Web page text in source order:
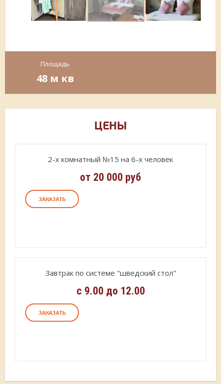
Площадь
48 м кв
ЦЕНЫ
2-х комнатный №15 на 6-х человек
от 20 000 руб
ЗАКАЗАТЬ
Завтрак по системе "шведский стол"
с 9.00 до 12.00
ЗАКАЗАТЬ